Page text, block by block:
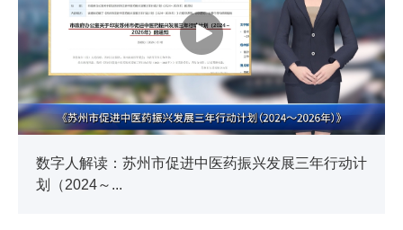
数字人解读：苏州市促进中医药振兴发展三年行动计
划（2024～...